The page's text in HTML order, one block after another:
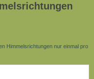
Himmelsrichtungen nur einmal pro